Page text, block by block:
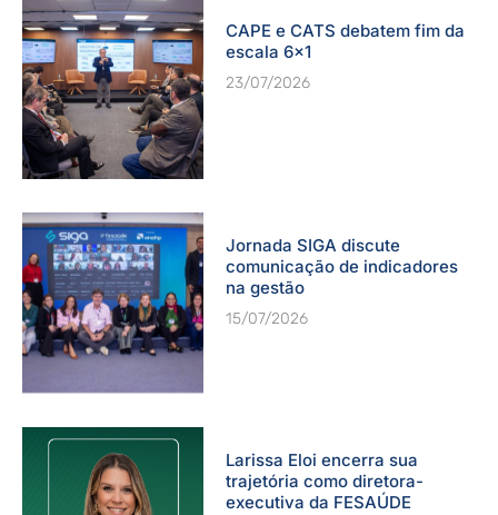
CAPE e CATS debatem fim da
escala 6×1
23/07/2026
Jornada SIGA discute
comunicação de indicadores
na gestão
15/07/2026
Larissa Eloi encerra sua
trajetória como diretora-
executiva da FESAÚDE